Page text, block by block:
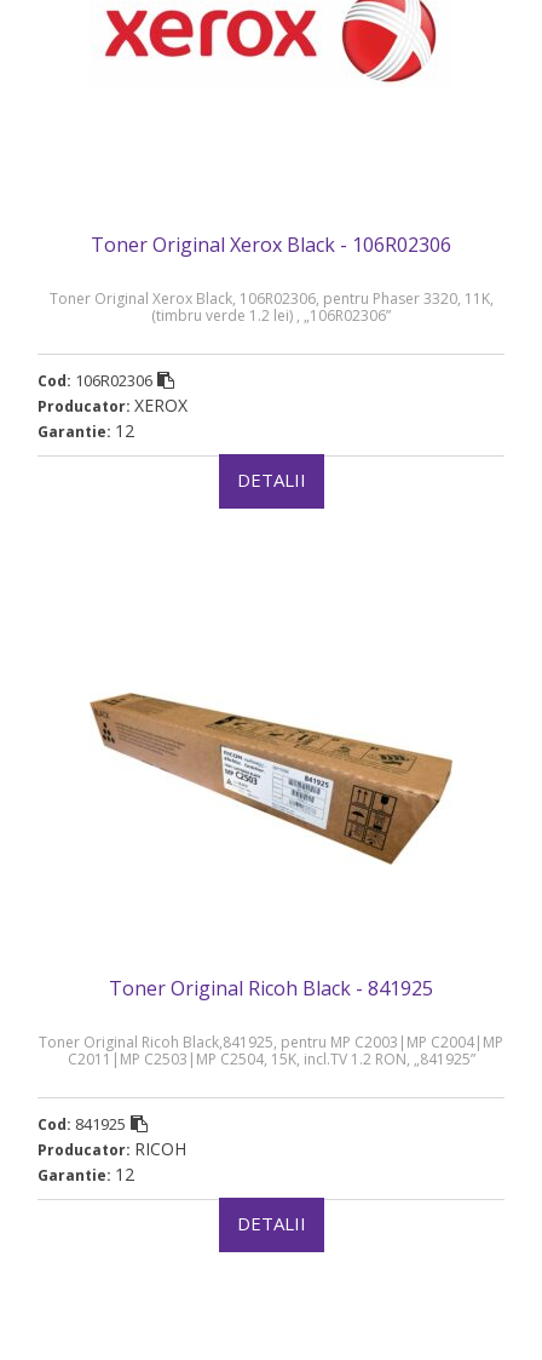
Toner Original Xerox Black - 106R02306
Toner Original Xerox Black, 106R02306, pentru Phaser 3320, 11K,
(timbru verde 1.2 lei) , „106R02306”
Cod: 106R02306
Producator: XEROX
Garantie: 12
DETALII
Toner Original Ricoh Black - 841925
Toner Original Ricoh Black,841925, pentru MP C2003|MP C2004|MP
C2011|MP C2503|MP C2504, 15K, incl.TV 1.2 RON, „841925”
Cod: 841925
Producator: RICOH
Garantie: 12
DETALII